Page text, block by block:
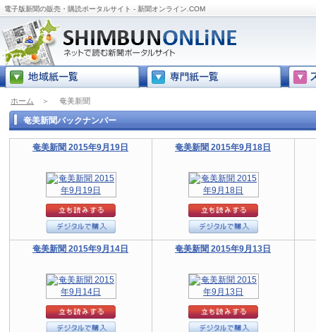
電子版新聞の販売・購読ポータルサイト - 新聞オンライン.COM
ホーム ＞ 奄美新聞
奄美新聞バックナンバー
奄美新聞 2015年9月19日 奄美新聞 2015年9月18日
奄美新聞 2015年9月14日 奄美新聞 2015年9月13日